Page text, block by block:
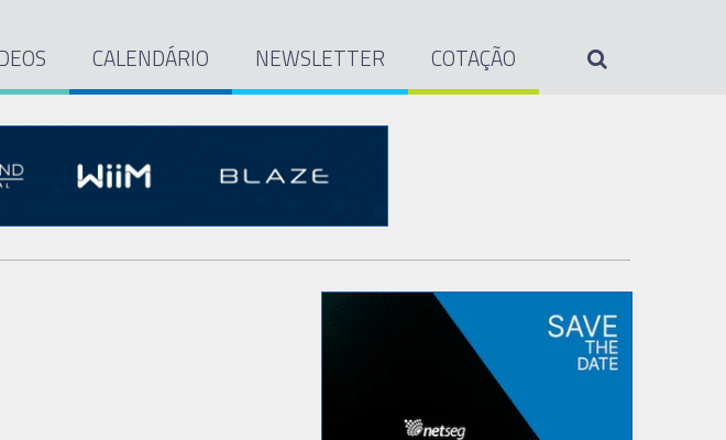
CALENDÁRIO NEWSLETTER COTAÇÃO